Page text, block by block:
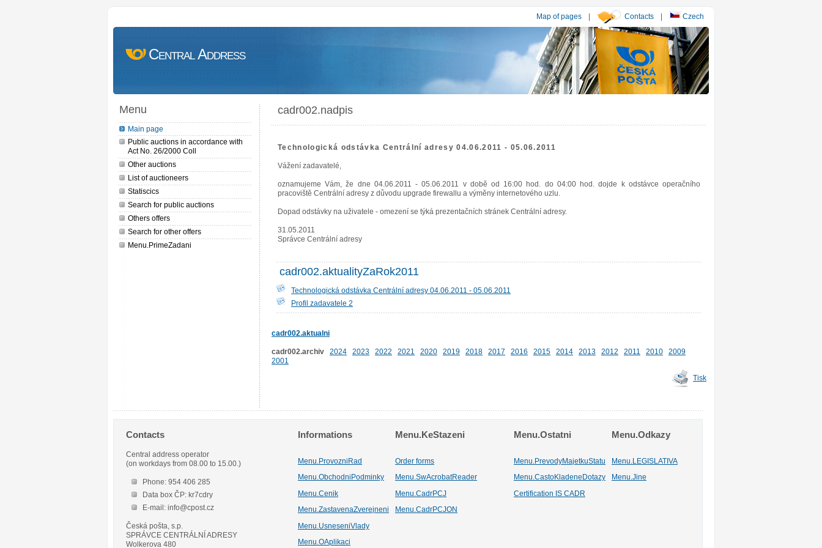
Map of pages | Contacts | Czech
Central Address
Menu
Main page
Public auctions in accordance with
Act No. 26/2000 Coll
Other auctions
List of auctioneers
Statiscics
Search for public auctions
Others offers
Search for other offers
Menu.PrimeZadani
cadr002.nadpis
Technologická odstávka Centrální adresy 04.06.2011 - 05.06.2011
Vážení zadavatelé,
oznamujeme Vám, že dne 04.06.2011 - 05.06.2011 v době od 16:00 hod. do 04:00 hod. dojde k odstávce operačního
pracoviště Centrální adresy z důvodu upgrade firewallu a výměny internetového uzlu.
Dopad odstávky na uživatele - omezení se týká prezentačních stránek Centrální adresy.
31.05.2011
Správce Centrální adresy
cadr002.aktualityZaRok2011
Technologická odstávka Centrální adresy 04.06.2011 - 05.06.2011
Profil zadavatele 2
cadr002.aktualni
cadr002.archiv 2024 2023 2022 2021 2020 2019 2018 2017 2016 2015 2014 2013 2012 2011 2010
2009
2001
Tisk
Contacts
Central address operator
(on workdays from 08.00 to 15.00.)
Phone: 954 406 285
Data box ČP: kr7cdry
E-mail: info@cpost.cz
Česká pošta, s.p.
SPRÁVCE CENTRÁLNÍ ADRESY
Wolkerova 480
Informations Menu.KeStazeni Menu.Ostatni Menu.Odkazy
Menu.ProvozniRad Order forms Menu.PrevodyMajetkuStatu
Menu.LEGISLATIVA
Menu.ObchodniPodminky
Menu.SwAcrobatReader Menu.CastoKladeneDotazy Menu.Jine
Menu.Cenik Menu.CadrPCJ
Certification IS CADR
Menu.ZastavenaZverejneni
Menu.CadrPCJON
Menu.UsneseniVlady
Menu.OAplikaci